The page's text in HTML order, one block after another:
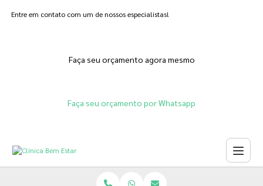
Entre em contato com um de nossos especialistas!
Faça seu orçamento agora mesmo
Faça seu orçamento por Whatsapp